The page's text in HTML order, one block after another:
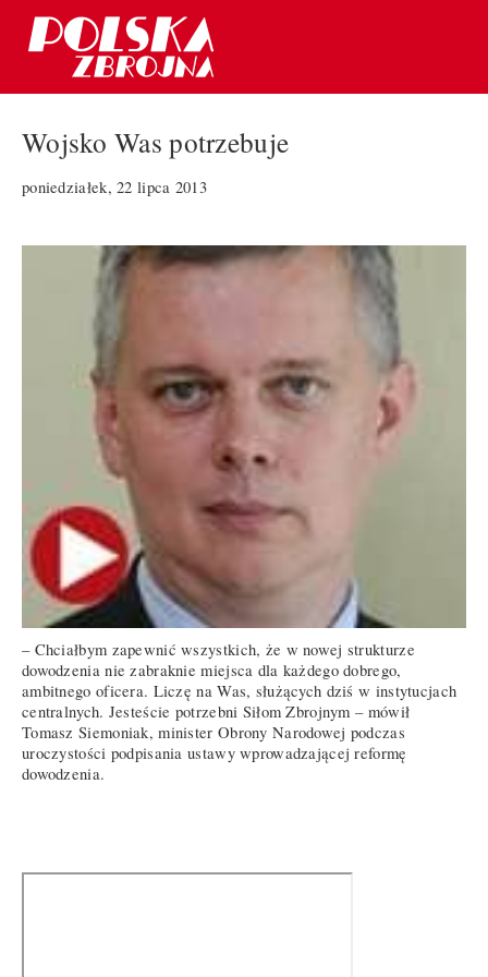
Wojsko Was potrzebuje
poniedziałek, 22 lipca 2013
– Chciałbym zapewnić wszystkich, że w nowej strukturze
dowodzenia nie zabraknie miejsca dla każdego dobrego,
ambitnego oficera. Liczę na Was, służących dziś w instytucjach
centralnych. Jesteście potrzebni Siłom Zbrojnym – mówił
Tomasz Siemoniak, minister Obrony Narodowej podczas
uroczystości podpisania ustawy wprowadzającej reformę
dowodzenia.